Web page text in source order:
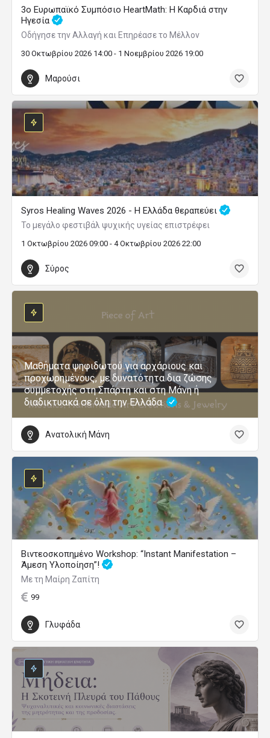
3ο Ευρωπαϊκό Συμπόσιο HeartMath: Η Καρδιά στην
Ηγεσία
Οδήγησε την Αλλαγή και Επηρέασε το Μέλλον
30 Οκτωβρίου 2026 14:00 - 1 Νοεμβρίου 2026 19:00
Μαρούσι
Syros Healing Waves 2026 - Η Ελλάδα θεραπεύει
Το μεγάλο φεστιβάλ ψυχικής υγείας επιστρέφει
1 Οκτωβρίου 2026 09:00 - 4 Οκτωβρίου 2026 22:00
Σύρος
Μαθήματα ψηφιδωτού για αρχάριους και
προχωρημένους, με δυνατότητα δια ζώσης
συμμετοχής στη Σπάρτη και στη Μάνη ή
διαδικτυακά σε όλη την Ελλάδα.
Ανατολική Μάνη
Βιντεοσκοπημένο Workshop: “Instant Manifestation –
Άμεση Υλοποίηση”!
Με τη Μαίρη Ζαπίτη
99
Γλυφάδα